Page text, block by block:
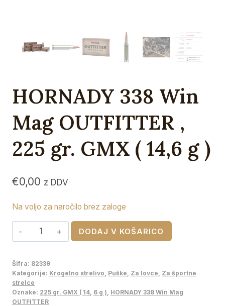
HORNADY 338 Win
Mag OUTFITTER ,
225 gr. GMX ( 14,6 g )
€0,00 z DDV
Na voljo za naročilo brez zaloge
HORNADY
338
Mag
OUTFITTER
,
DODAJ V KOŠARICO
Šifra: 82339
Kategorije: Krogelno strelivo Puške Za lovce Za športne
strelce
Oznake: 225 gr. GMX ( 14 6 g ) HORNADY 338 Win Mag
OUTFITTER